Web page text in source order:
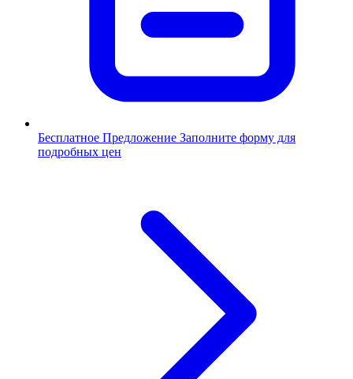
Бесплатное Предложение Заполните форму для
подробных цен